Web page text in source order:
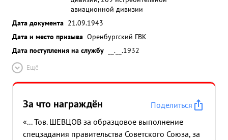
авиационной дивизии
Дата документа 21.09.1943
Дата и место призыва Оренбургский ГВК
Дата поступления на службу
__.__.1932
Ещё
За что награждён
Поделиться
«... Тов. ШЕВЦОВ за образцовое выполнение
спецзадания правительства Советского Союза, за